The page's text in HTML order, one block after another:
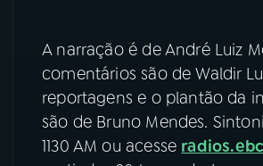
A narração é de André Luiz
comentários são de Waldir
reportagens e o plantão da
são de Bruno Mendes.
1130 AM ou acesse